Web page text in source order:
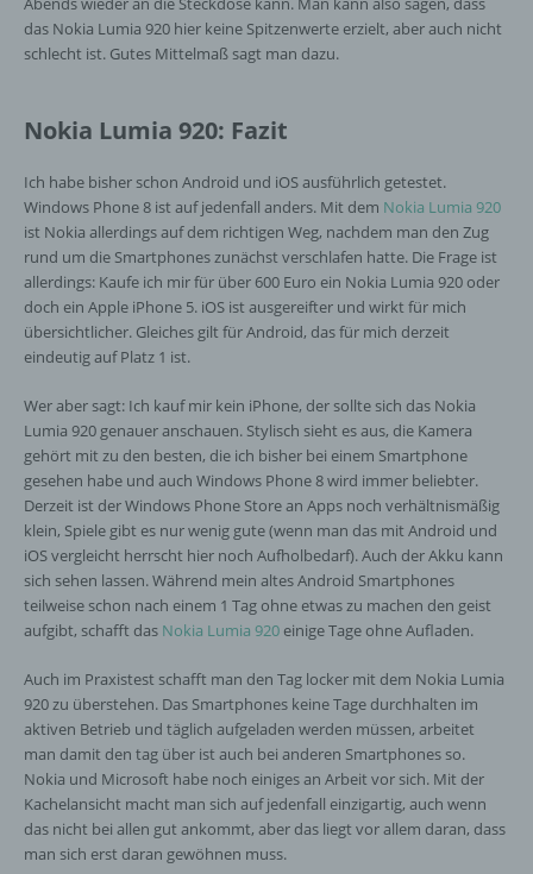
das Nokia Lumia 920 hier keine Spitzenwerte erzielt, aber auch nicht
schlecht ist. Gutes Mittelmaß sagt man dazu.
Nokia Lumia 920: Fazit
Ich habe bisher schon Android und iOS ausführlich getestet.
Windows Phone 8 ist auf jedenfall anders. Mit dem Nokia Lumia 920
ist Nokia allerdings auf dem richtigen Weg, nachdem man den Zug
rund um die Smartphones zunächst verschlafen hatte. Die Frage ist
allerdings: Kaufe ich mir für über 600 Euro ein Nokia Lumia 920 oder
doch ein Apple iPhone 5. iOS ist ausgereifter und wirkt für mich
übersichtlicher. Gleiches gilt für Android, das für mich derzeit
eindeutig auf Platz 1 ist.
Wer aber sagt: Ich kauf mir kein iPhone, der sollte sich das Nokia
Lumia 920 genauer anschauen. Stylisch sieht es aus, die Kamera
gehört mit zu den besten, die ich bisher bei einem Smartphone
gesehen habe und auch Windows Phone 8 wird immer beliebter.
Derzeit ist der Windows Phone Store an Apps noch verhältnismäßig
klein, Spiele gibt es nur wenig gute (wenn man das mit Android und
iOS vergleicht herrscht hier noch Aufholbedarf). Auch der Akku kann
sich sehen lassen. Während mein altes Android Smartphones
teilweise schon nach einem 1 Tag ohne etwas zu machen den geist
aufgibt, schafft das Nokia Lumia 920 einige Tage ohne Aufladen.
Auch im Praxistest schafft man den Tag locker mit dem Nokia Lumia
920 zu überstehen. Das Smartphones keine Tage durchhalten im
aktiven Betrieb und täglich aufgeladen werden müssen, arbeitet
man damit den tag über ist auch bei anderen Smartphones so.
Nokia und Microsoft habe noch einiges an Arbeit vor sich. Mit der
Kachelansicht macht man sich auf jedenfall einzigartig, auch wenn
das nicht bei allen gut ankommt, aber das liegt vor allem daran, dass
man sich erst daran gewöhnen muss.
h) Auftragsverarbeiter
oder andere Stelle, die personenbezogene
verarbeitet.
i) Empfänger
Empfänger ist eine natürliche oder juristische
Person, Behörde, Einrichtung oder andere
Stelle, der personenbezogene Daten
es sich bei ihr um einen Dritten handelt oder
nicht. Behörden, die im Rahmen eines
bestimmten Untersuchungsauftrags nach
dem Unionsrecht oder dem Recht der
Mitgliedstaaten möglicherweise
personenbezogene Daten erhalten, gelten
jedoch nicht als Empfänger.
j) Dritter
Dritter ist eine natürliche oder juristische
Person, Behörde, Einrichtung oder andere
Stelle außer der betroffenen Person, dem
Verantwortlichen, dem Auftragsverarbeiter
und den Personen, die unter der
unmittelbaren Verantwortung des
Verantwortlichen oder des
Auftragsverarbeiters befugt sind, die